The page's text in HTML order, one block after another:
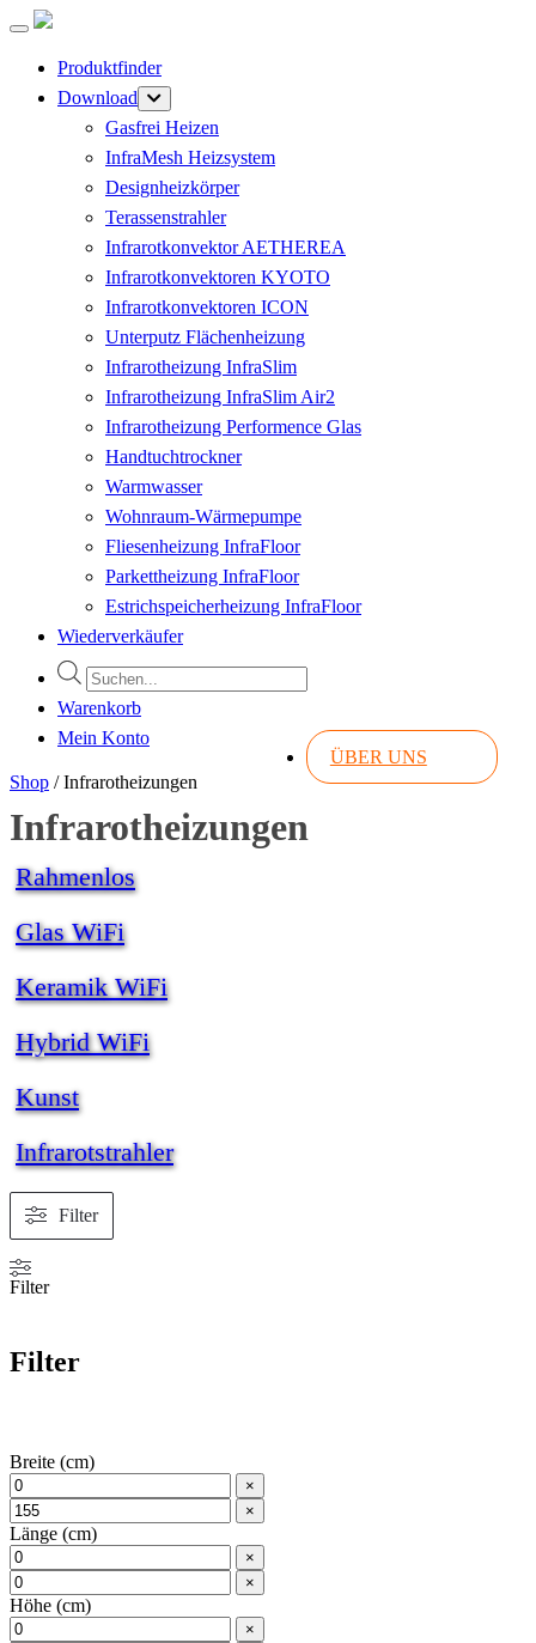
Produktfinder
Download
Gasfrei Heizen
InfraMesh Heizsystem
Designheizkörper
Terassenstrahler
Infrarotkonvektor AETHEREA
Infrarotkonvektoren KYOTO
Infrarotkonvektoren ICON
Unterputz Flächenheizung
Infrarotheizung InfraSlim
Infrarotheizung InfraSlim Air2
Infrarotheizung Performence Glas
Handtuchtrockner
Warmwasser
Wohnraum-Wärmepumpe
Fliesenheizung InfraFloor
Parkettheizung InfraFloor
Estrichspeicherheizung InfraFloor
Wiederverkäufer
Products
search
Warenkorb
ÜBER UNS
Mein Konto
Shop /Infrarotheizungen
Infrarotheizungen
Rahmenlos
Glas WiFi
Keramik WiFi
Hybrid WiFi
Kunst
Infrarotstrahler
Filter
Filter
Filter
Breite (cm)
×
×
Länge (cm)
×
×
Höhe (cm)
×